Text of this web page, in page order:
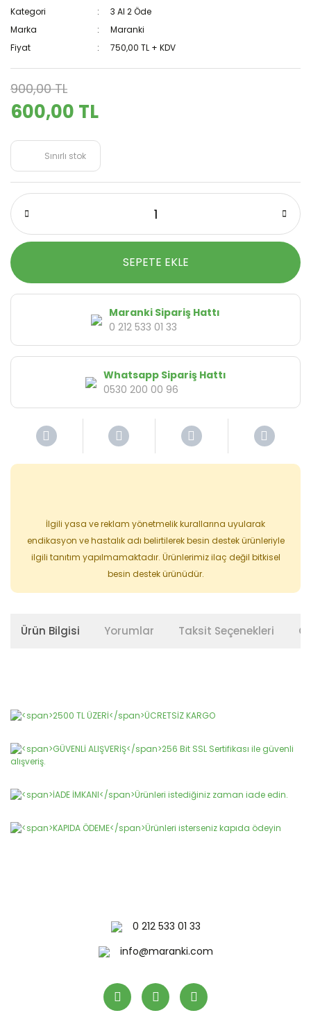
Kategori
3 Al 2 Öde
Marka
Maranki
Fiyat
750,00 TL + KDV
900,00 TL
600,00 TL
Sınırlı stok
SEPETE EKLE
Maranki Sipariş Hattı
0 212 533 01 33
Whatsapp Sipariş Hattı
0530 200 00 96
İlgili yasa ve reklam yönetmelik kurallarına uyularak
endikasyon ve hastalık adı belirtilerek besin destek ürünleriyle
ilgili tanıtım yapılmamaktadır. Ürünlerimiz ilaç değil bitkisel
besin destek ürünüdür.
Ürün Bilgisi Yorumlar Taksit Seçenekleri
Bu ürüne ilk yorumu siz yapın!
konularda yetersiz gördüğünüz noktaları öneri formunu
kullanarak tarafımıza iletebilirsiniz.
Ürün açıklamasında eksik bilgiler bulunuyor.
Ürün fiyatı diğer sitelerden daha pahalı.
0 212 533 01 33
info@maranki.com